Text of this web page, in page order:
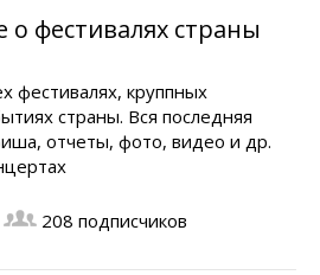
о фестивалях страны
фестивалях, круппных
страны. Вся последняя
отчеты, фото, видео и др.
208 подписчиков